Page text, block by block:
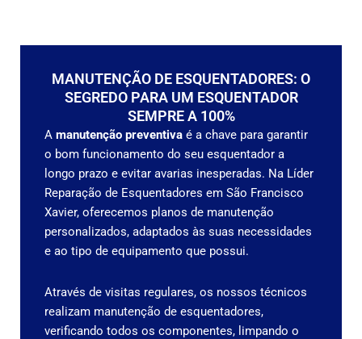
MANUTENÇÃO DE ESQUENTADORES: O
SEGREDO PARA UM ESQUENTADOR
SEMPRE A 100%
A manutenção preventiva é a chave para garantir
o bom funcionamento do seu esquentador a
longo prazo e evitar avarias inesperadas. Na Líder
Reparação de Esquentadores em São Francisco
Xavier, oferecemos planos de manutenção
personalizados, adaptados às suas necessidades
e ao tipo de equipamento que possui.
Através de visitas regulares, os nossos técnicos
realizam manutenção de esquentadores,
verificando todos os componentes, limpando o